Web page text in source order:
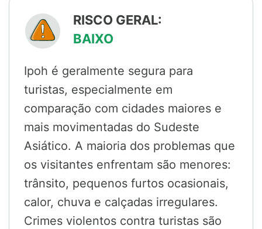
RISCO GERAL:
BAIXO
Ipoh é geralmente segura para
turistas, especialmente em
comparação com cidades maiores e
mais movimentadas do Sudeste
Asiático. A maioria dos problemas que
os visitantes enfrentam são menores:
trânsito, pequenos furtos ocasionais,
calor, chuva e calçadas irregulares.
Crimes violentos contra turistas são